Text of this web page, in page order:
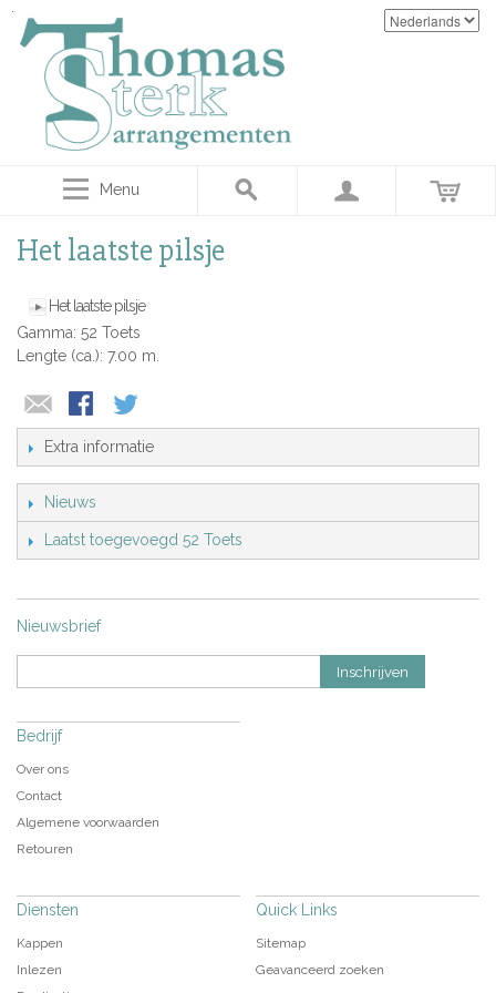
Menu
Het laatste pilsje
Het laatste pilsje
Gamma: 52 Toets
Lengte (ca.): 7.00 m.
Extra informatie
Nieuws
Laatst toegevoegd 52 Toets
Nieuwsbrief
Inschrijven
Bedrijf
Over ons
Contact
Algemene voorwaarden
Retouren
Diensten
Kappen
Inlezen
Quick Links
Sitemap
Geavanceerd zoeken